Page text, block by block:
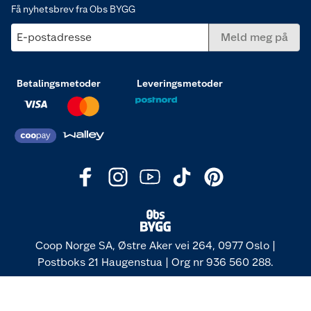
Få nyhetsbrev fra Obs BYGG
E-postadresse Meld meg på
Betalingsmetoder Leveringsmetoder
Coop Norge SA, Østre Aker vei 264, 0977 Oslo |
Postboks 21 Haugenstua | Org nr 936 560 288.